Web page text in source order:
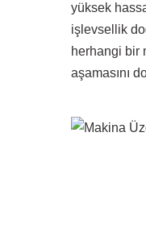
yüksek
işlevsellik
herhangi bir
aşamasını